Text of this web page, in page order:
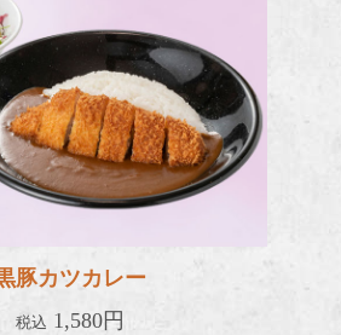
豚カツカレー
税込 1,580円